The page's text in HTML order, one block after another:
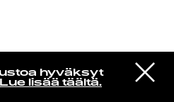
hyväksyt
Lue lisää täältä.
VIESTI
STUDIOON